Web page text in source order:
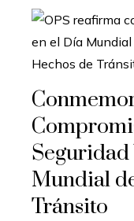
Mundial
Tránsito